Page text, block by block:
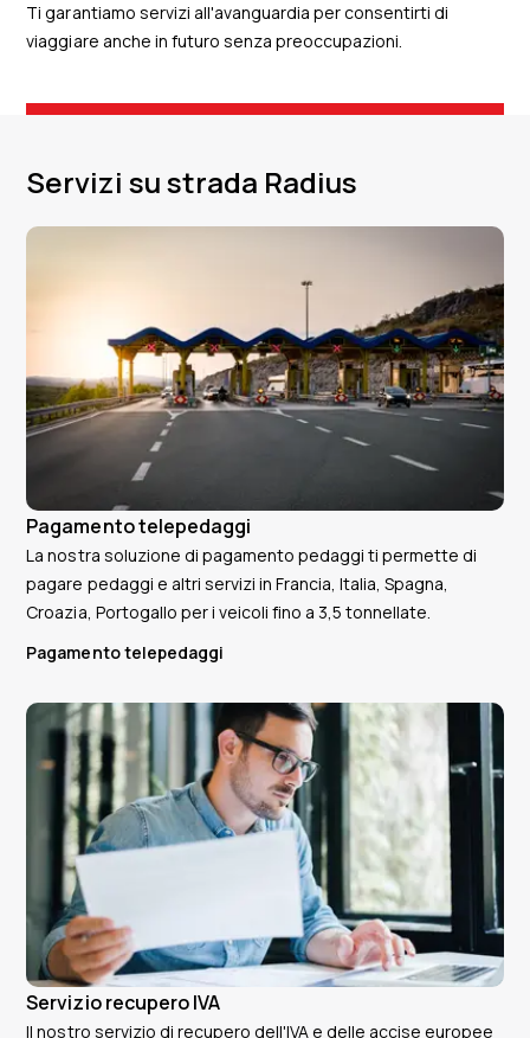
Ti garantiamo servizi all'avanguardia per consentirti di
viaggiare anche in futuro senza preoccupazioni.
Servizi su strada Radius
Pagamento telepedaggi
La nostra soluzione di pagamento pedaggi ti permette di
pagare pedaggi e altri servizi in Francia, Italia, Spagna,
Croazia, Portogallo per i veicoli fino a 3,5 tonnellate.
Pagamento telepedaggi
Servizio recupero IVA
Il nostro servizio di recupero dell'IVA e delle accise europee